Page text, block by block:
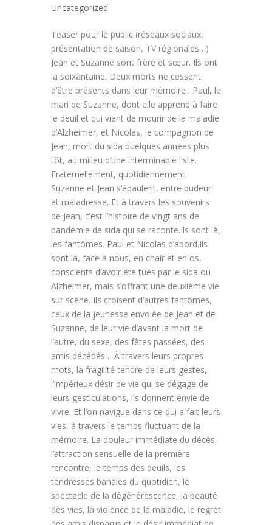
Uncategorized
Teaser pour le public (réseaux sociaux,
présentation de saison, TV régionales…)
Jean et Suzanne sont frère et sœur. Ils ont
la soixantaine. Deux morts ne cessent
d’être présents dans leur mémoire : Paul, le
mari de Suzanne, dont elle apprend à faire
le deuil et qui vient de mourir de la maladie
d’Alzheimer, et Nicolas, le compagnon de
Jean, mort du sida quelques années plus
tôt, au milieu d’une interminable liste.
Fraternellement, quotidiennement,
Suzanne et Jean s’épaulent, entre pudeur
et maladresse. Et à travers les souvenirs
de Jean, c’est l’histoire de vingt ans de
pandémie de sida qui se raconte.Ils sont là,
les fantômes. Paul et Nicolas d’abord.Ils
sont là, face à nous, en chair et en os,
conscients d’avoir été tués par le sida ou
Alzheimer, mais s’offrant une deuxième vie
sur scène. Ils croisent d’autres fantômes,
ceux de la jeunesse envolée de Jean et de
Suzanne, de leur vie d’avant la mort de
l’autre, du sexe, des fêtes passées, des
amis décédés… À travers leurs propres
mots, la fragilité tendre de leurs gestes,
l’impérieux désir de vie qui se dégage de
leurs gesticulations, ils donnent envie de
vivre. Et l’on navigue dans ce qui a fait leurs
vies, à travers le temps fluctuant de la
mémoire. La douleur immédiate du décès,
l’attraction sensuelle de la première
rencontre, le temps des deuils, les
tendresses banales du quotidien, le
spectacle de la dégénérescence, la beauté
des vies, la violence de la maladie, le regret